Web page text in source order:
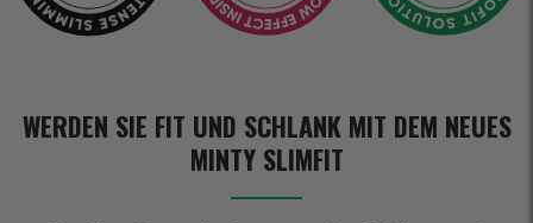
WERDEN SIE FIT UND SCHLANK MIT DEM NEUES
MINTY SLIMFIT